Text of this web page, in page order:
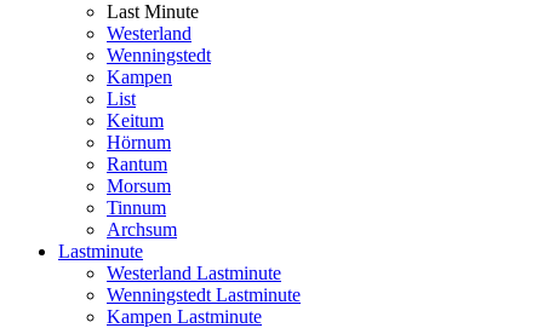
Last Minute
Westerland
Wenningstedt
Kampen
List
Keitum
Hörnum
Rantum
Morsum
Tinnum
Archsum
Lastminute
Westerland Lastminute
Wenningstedt Lastminute
Kampen Lastminute